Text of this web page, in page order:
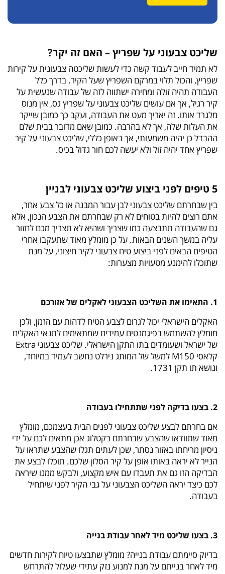
שליכט צבעוני על שפריץ – האם זה יקר?
לא תמיד חייב לעבוד קשה כדי לעשות שליכטה צבעונית על קירות
שפריץ, והכול תלוי במרקם השפריץ שעל הקיר. בדרך כלל
העבודה תהיה זולה ומחירה ישתווה לזה של עבודה שנעשית על
קיר רגיל, אך אם עושים שליכט צבעוני על שפריץ גס, אין מנוס
מלגרד אותו. זה יאריך מעט את העבודה, ועקב כך כמובן שייקר
את העלות שלה, אך לא בהרבה. כמובן שאם מדובר בבית שלם
ההבדל כן יהיה משמעותי, אך באופן כללי, שליכט צבעוני על קיר
שפריץ אחד יהיה זול ולא יעשה לכם חור גדול בכיס.
5 טיפים לפני ביצוע שליכט צבעוני לבניין
בין שבחרתם שליכט צבעוני לבן עבור המבנה או כל צבע אחר,
אתם רוצים להיות בטוחים לא רק שבחרתם את הצבע הנכון, אלא
גם שהעבודה תתבצעה כמו שצריך ושהיא לא תצריך מכם לחזור
עליה במשך השנים הבאות. על כן מומלץ מאוד שתעקבו אחרי
הטיפים הבאים לפני ביצוע טיח צבעוני לקיר חיצוני, על מנת
שתוכלו להימנע מטעויות מצערות:
1. התאימו את השליכט הצבעוני לאקלים של אזורכם
האקלים הישראלי יכול לגרום לצבע הטיח לדהות עם הזמן, ולכן
מומלץ להשתמש בפיגמנטים עמידים שמתאימים לתנאי האקלים
של ישראל ושעומדים בתו התקן הישראלי. שליכט צבעוני Extra
קלאסי M150 למשל של המותג נירלט נחשב לעמיד במיוחד,
ונושא תו תקן 1731.
2. בצעו בדיקה לפני שתתחילו בעבודה
אם בחרתם לבצע שליכט צבעוני לפנים הבית בעצמכם, מומלץ
מאוד שתוודאו שהצבע שבחרתם בקטלוג אכן מתאים לכם על ידי
ניסיון מריחתו באזור נסתר, שכן לעתים תגלו שהצבע שתראו על
הנייר לא יראה באותו אופן על קיר הסלון שלכם. תוכלו לבצע את
הבדיקה הזו גם את תעבדו עם איש מקצוע, ולבקש ממנו שיראה
לכם כיצד יראה השליכט הצבעוני על גבי הקיר לפני שיתחיל
בעבודה.
3. בצעו שליכט מיד לאחר עבודת בנייה
בדיוק סיימתם עבודת בנייה? מומלץ שתבצעו טיוח לקירות חדשים
מיד לאחר בנייתם על מנת למנוע נזק עתידי שעלול להתרחש